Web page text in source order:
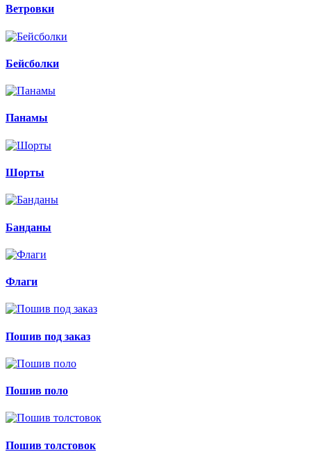
Ветровки
Бейсболки
Панамы
Шорты
Банданы
Флаги
Пошив под заказ
Пошив поло
Пошив толстовок